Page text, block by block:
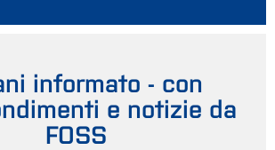
informato - con
e notizie da
FOSS